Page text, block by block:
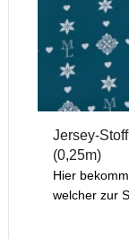
Jersey-
(0,25m)
Hier
welcher zur